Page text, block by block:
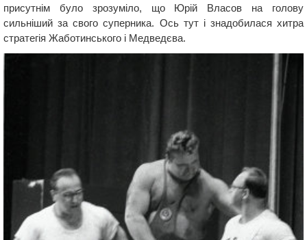
присутнім було зрозуміло, що Юрій Власов на голову
сильніший за свого суперника. Ось тут і знадобилася хитра
стратегія Жаботинського і Медведєва.